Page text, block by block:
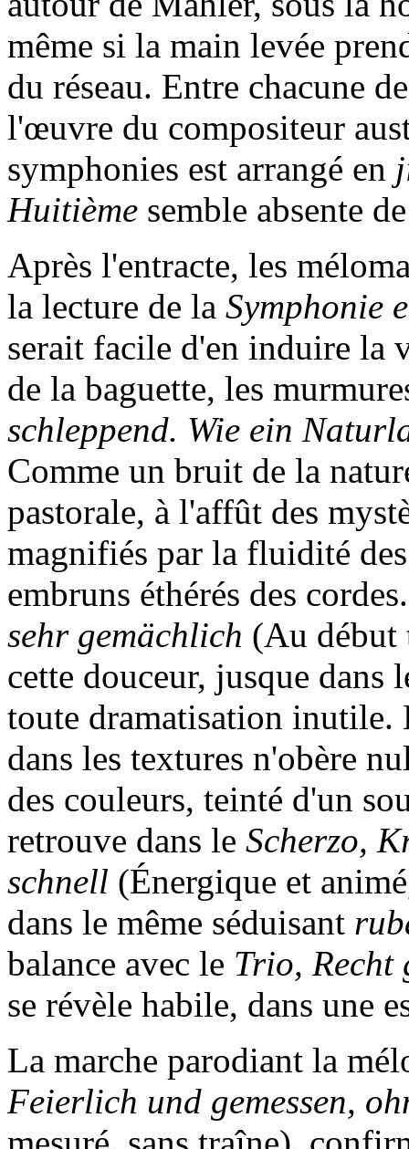
même si la main levée
du réseau. Entre chacune
l'œuvre du compositeur
symphonies est arrangé en
Huitième semble absente
Après l'entracte, les
la lecture de la Symphonie
serait facile d'en induire la
de la baguette, les
schleppend. Wie ein
Comme un bruit de la
pastorale, à l'affût des
magnifiés par la fluidité
embruns éthérés des
sehr gemächlich (Au début
cette douceur, jusque dans
toute dramatisation inutile.
dans les textures n'obère
des couleurs, teinté d'un
retrouve dans le Scherzo,
schnell (Énergique et
dans le même séduisant
balance avec le Trio,
se révèle habile, dans une
La marche parodiant la
Feierlich und gemessen,